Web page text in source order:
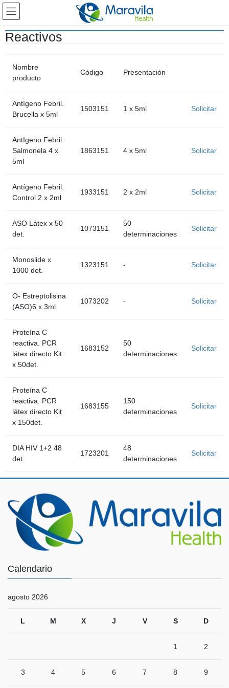
Reactivos
Nombre
producto
Código Presentación
Antígeno Febril.
Brucella x 5ml
1503151 1 x 5ml Solicitar
AntIgeno Febril.
Salmonela 4 x
5ml
1863151 4 x 5ml Solicitar
Antígeno Febril.
Control 2 x 2ml
1933151 2 x 2ml Solicitar
ASO Látex x 50
det.
1073151
50
determinaciones
Solicitar
Monoslide x
1000 det.
1323151 - Solicitar
O- Estreptolisina
(ASO)6 x 3ml
1073202 - Solicitar
Proteína C
reactiva. PCR
látex directo Kit
x 50det.
1683152
50
determinaciones
Solicitar
Proteína C
reactiva. PCR
látex directo Kit
x 150det.
1683155
150
determinaciones
Solicitar
DIA HIV 1+2 48
det.
1723201
48
determinaciones
Solicitar
Calendario
agosto 2026
L M X J V S D
1 2
3 4 5 6 7 8 9